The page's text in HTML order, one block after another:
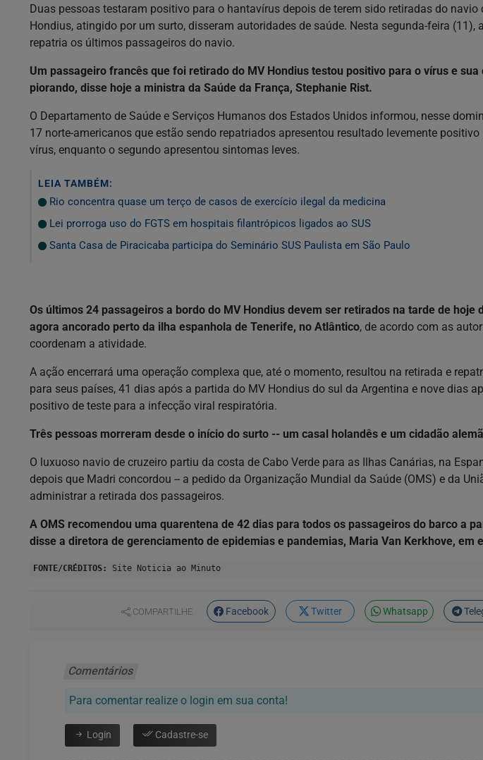
Duas pessoas testaram positivo para o hantavírus depois de terem sido retiradas do navio
Hondius, atingido por um surto, disseram autoridades de saúde. Nesta segunda-feira (11),
repatria os últimos passageiros do navio.
Um passageiro francês que foi retirado do MV Hondius testou positivo para o vírus e sua
piorando, disse hoje a ministra da Saúde da França, Stephanie Rist.
O Departamento de Saúde e Serviços Humanos dos Estados Unidos informou, nesse
17 norte-americanos que estão sendo repatriados apresentou resultado levemente
vírus, enquanto o segundo apresentou sintomas leves.
LEIA TAMBÉM:
Rio concentra quase um terço de casos de exercício ilegal da medicina
Lei prorroga uso do FGTS em hospitais filantrópicos ligados ao SUS
Santa Casa de Piracicaba participa do Seminário SUS Paulista em São Paulo
Os últimos 24 passageiros a bordo do MV Hondius devem ser retirados na tarde de hoje
agora ancorado perto da ilha espanhola de Tenerife, no Atlântico, de acordo com as
coordenam a atividade.
A ação encerrará uma operação complexa que, até o momento, resultou na retirada e
para seus países, 41 dias após a partida do MV Hondius do sul da Argentina e nove dias
positivo de teste para a infecção viral respiratória.
Três pessoas morreram desde o início do surto -- um casal holandês e um cidadão
O luxuoso navio de cruzeiro partiu da costa de Cabo Verde para as Ilhas Canárias, na
depois que Madri concordou -- a pedido da Organização Mundial da Saúde (OMS) e da
administrar a retirada dos passageiros.
A OMS recomendou uma quarentena de 42 dias para todos os passageiros do barco a
disse a diretora de gerenciamento de epidemias e pandemias, Maria Van Kerkhove, em
FONTE/CRÉDITOS: Site Noticia ao Minuto
COMPARTILHE Facebook Twitter Whatsapp
Comentários
Para comentar realize o login em sua conta!
Login Cadastre-se